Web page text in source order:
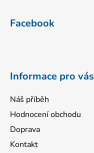
Facebook
Informace pro vás
Náš příběh
Hodnocení obchodu
Doprava
Kontakt